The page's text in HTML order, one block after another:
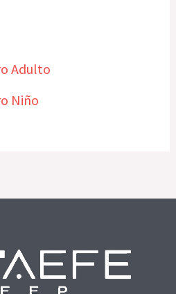
Adulto
Niño